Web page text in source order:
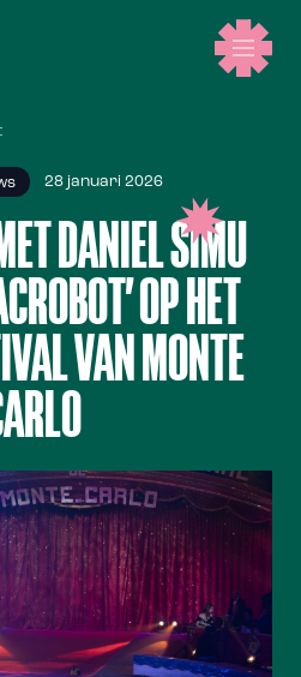
28 januari 2026
DANIEL SIMU
OP HET
VAN MONTE